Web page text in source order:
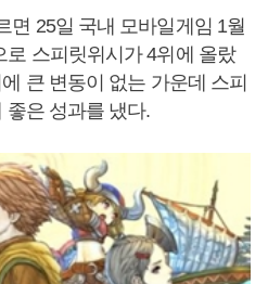
면 25일 국내 모바일게임 1월
스피릿위시가 4위에 올랐
큰 변동이 없는 가운데 스피
좋은 성과를 냈다.